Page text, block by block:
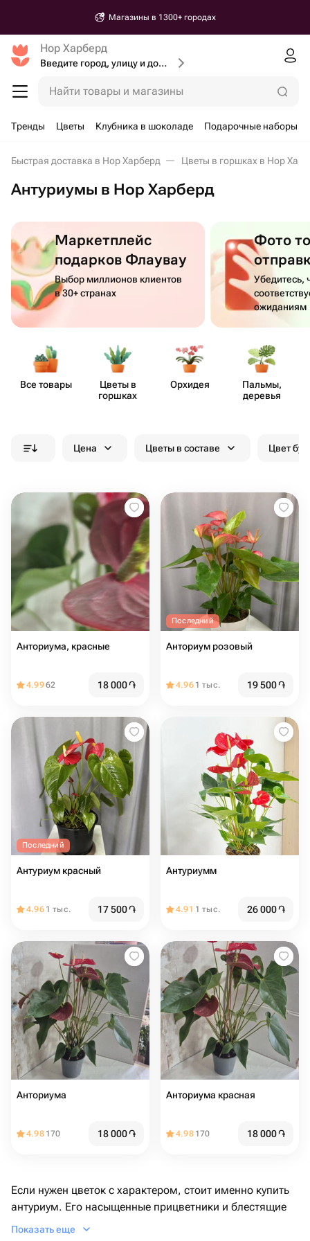
Магазины в 1300+ городах
Нор Харберд
Введите город, улицу и дом доставки
Найти товары и магазины
Тренды Цветы Клубника в шоколаде Подарочные наборы
Быстрая доставка в Нор Харберд Цветы в горшках в Нор
Антуриумы в Нор Харберд
Маркетплейс
подарков Флаувау
Выбор миллионов клиентов
в 30+ странах
Фото
Убедитесь,
ожиданиям
Все товары
Цветы в
горшках
Орхидея
Пальмы,
деревья
Цена Цветы в составе Цвет
Анториума, красные
4.9962 18 000֏
Последний
Анториум розовый
4.96 1 тыс. 19 500֏
Последний
Антуриум красный
4.96 1 тыс. 17 500֏
Антуриумм
4.91 1 тыс. 26 000֏
Анториума
4.98 170 18 000֏
Анториума красная
4.98 170 18 000֏
Если нужен цветок с характером, стоит именно купить
антуриум. Его насыщенные прицветники и блестящие
листья сразу заметны на фоне других растений. Это не
Показать еще